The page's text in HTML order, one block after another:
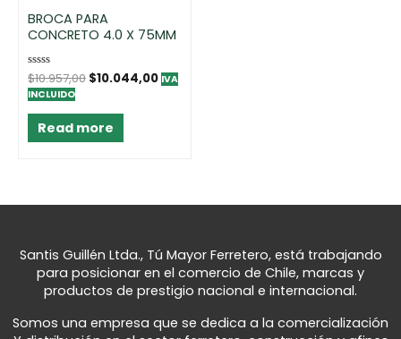
BROCA PARA
CONCRETO 4.0 X 75MM
Rated
0
out
$10.957,00 $10.044,00 IVA
INCLUIDO
Read more
Santis Guillén Ltda., Tú Mayor Ferretero, está trabajando
para posicionar en el comercio de Chile, marcas y
productos de prestigio nacional e internacional.
Somos una empresa que se dedica a la comercialización